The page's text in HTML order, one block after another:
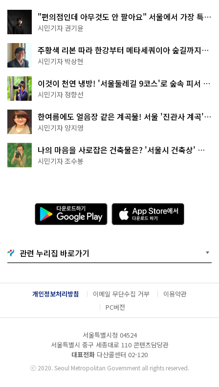
"편의점인데 아무것도 안 팔아요" 서울에서 가장 특별
한 편의점의 정체
시민기자 권기윤
주황색 리본 따라 한강부터 메타세쿼이아 숲길까지…
서울둘레길 15코스
시민기자 박상현
이것이 천연 냉방! '서울둘레길 9코스'로 숲속 피서 떠
나볼까
시민기자 정향선
한여름에도 얼음장 같은 계곡물! 서울 '진관사 계곡'이
천국이네~
시민기자 양지영
나의 마음을 사로잡은 건축물은? '서울시 건축상' 수
상작 공개!
시민기자 조수봉
다
운
로
기
G
o
g
l
e
l
A
p
p
e
서
다
운
드
관련 누리집 바로가기
개인정보처리방침 이메일 무단수집 거부
이용약관
PC버전
서울특별시청 04524
서울특별시 중구 세종대로 110 콘텐츠담당관
대표전화 다산콜센터 02-120
ⓒ2020. Seoul Metropolitan Government all rights reserved.